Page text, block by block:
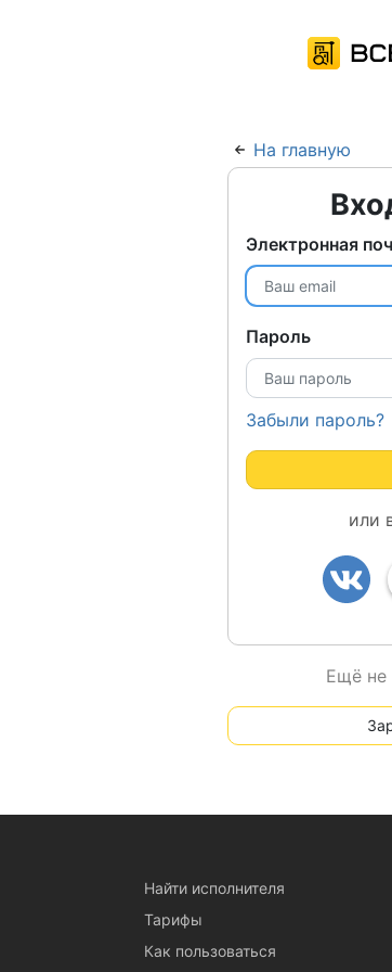
На главную
Электронная
Пароль
Забыли пароль?
или
Ещё не
Найти исполнителя
Тарифы
Как пользоваться